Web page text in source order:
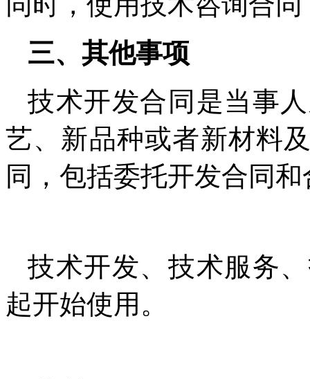
三、其他事项
技术开发合同是当事
艺、新品种或者新材料
同，包括委托开发合同
技术开发、技术服务
起开始使用。